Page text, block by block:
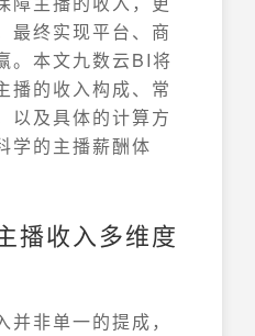
最终实现平台、商
。本文九数云BI将
播的收入构成、常
以及具体的计算方
学的主播薪酬体
播收入多维度
非单一的提成，